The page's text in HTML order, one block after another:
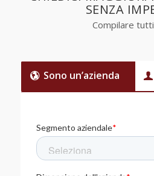
SENZA
Compilare
Sono un’azienda